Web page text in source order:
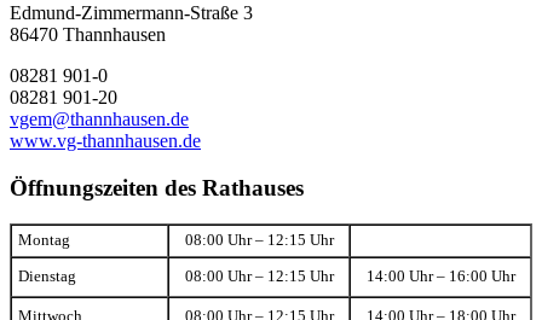
Edmund-Zimmermann-Straße 3
86470 Thannhausen
08281 901-0
08281 901-20
vgem@thannhausen.de
www.vg-thannhausen.de
Öffnungszeiten des Rathauses
Montag 08:00 Uhr – 12:15 Uhr
Dienstag 08:00 Uhr – 12:15 Uhr 14:00 Uhr – 16:00 Uhr